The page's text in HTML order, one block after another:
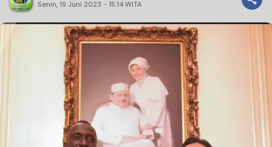
Senin, 19 Juni 2023 - 15:14 WITA